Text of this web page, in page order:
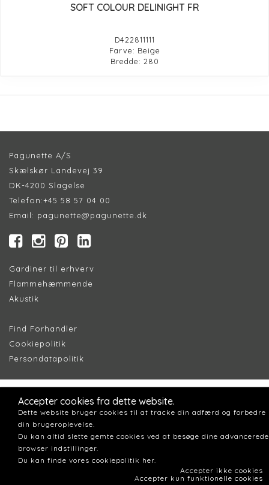
SOFT COLOUR DELINIGHT FR
D422811111
Farve: Beige
Bredde: 280
Pagunette A/S
Skælskør Landevej 39
DK-4200 Slagelse
Telefon:+45 58 57 04 00
Email: pagunette@pagunette.dk
Gardiner til erhverv
Flammehæmmende
Akustik
Find Forhandler
Cookiepolitik
Persondatapolitik
Accepter cookies fra dette website.
Dette website bruger cookies til at tracke din adfærd og forbedre
din brugeroplevelse.
Du kan altid slette gemte cookies ved at besøge dine advancerede
browser indstillinger.
Du kan finde vores cookiepolitik her.
Accepter ikke cookies
Accepter kun funktionelle cookies